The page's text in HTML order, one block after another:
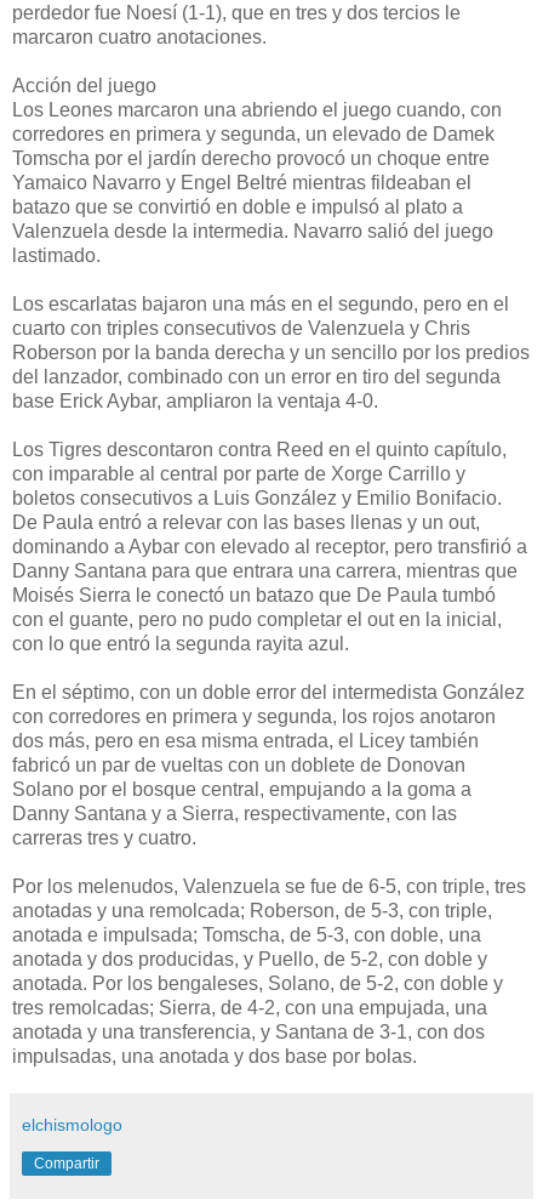
perdedor fue Noesí (1-1), que en tres y dos tercios le
marcaron cuatro anotaciones.
Acción del juego
Los Leones marcaron una abriendo el juego cuando, con
corredores en primera y segunda, un elevado de Damek
Tomscha por el jardín derecho provocó un choque entre
Yamaico Navarro y Engel Beltré mientras fildeaban el
batazo que se convirtió en doble e impulsó al plato a
Valenzuela desde la intermedia. Navarro salió del juego
lastimado.
Los escarlatas bajaron una más en el segundo, pero en el
cuarto con triples consecutivos de Valenzuela y Chris
Roberson por la banda derecha y un sencillo por los predios
del lanzador, combinado con un error en tiro del segunda
base Erick Aybar, ampliaron la ventaja 4-0.
Los Tigres descontaron contra Reed en el quinto capítulo,
con imparable al central por parte de Xorge Carrillo y
boletos consecutivos a Luis González y Emilio Bonifacio.
De Paula entró a relevar con las bases llenas y un out,
dominando a Aybar con elevado al receptor, pero transfirió a
Danny Santana para que entrara una carrera, mientras que
Moisés Sierra le conectó un batazo que De Paula tumbó
con el guante, pero no pudo completar el out en la inicial,
con lo que entró la segunda rayita azul.
En el séptimo, con un doble error del intermedista González
con corredores en primera y segunda, los rojos anotaron
dos más, pero en esa misma entrada, el Licey también
fabricó un par de vueltas con un doblete de Donovan
Solano por el bosque central, empujando a la goma a
Danny Santana y a Sierra, respectivamente, con las
carreras tres y cuatro.
Por los melenudos, Valenzuela se fue de 6-5, con triple, tres
anotadas y una remolcada; Roberson, de 5-3, con triple,
anotada e impulsada; Tomscha, de 5-3, con doble, una
anotada y dos producidas, y Puello, de 5-2, con doble y
anotada. Por los bengaleses, Solano, de 5-2, con doble y
tres remolcadas; Sierra, de 4-2, con una empujada, una
anotada y una transferencia, y Santana de 3-1, con dos
impulsadas, una anotada y dos base por bolas.
elchismologo
Compartir